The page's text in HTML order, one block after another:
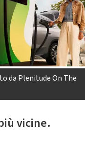
da Plenitude On The
vicine.